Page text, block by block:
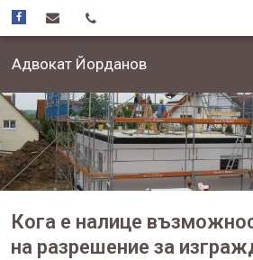
Адвокат Йорданов
Кога е налице
на разрешение за